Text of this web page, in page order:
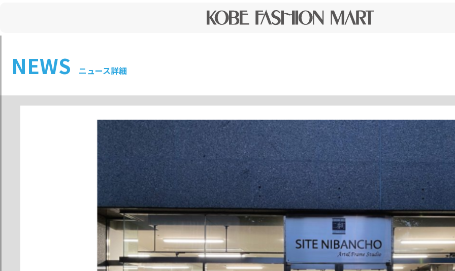
NEWS ニュース詳細